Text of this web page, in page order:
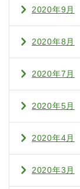
2020年9月
2020年8月
2020年7月
2020年5月
2020年4月
2020年3月